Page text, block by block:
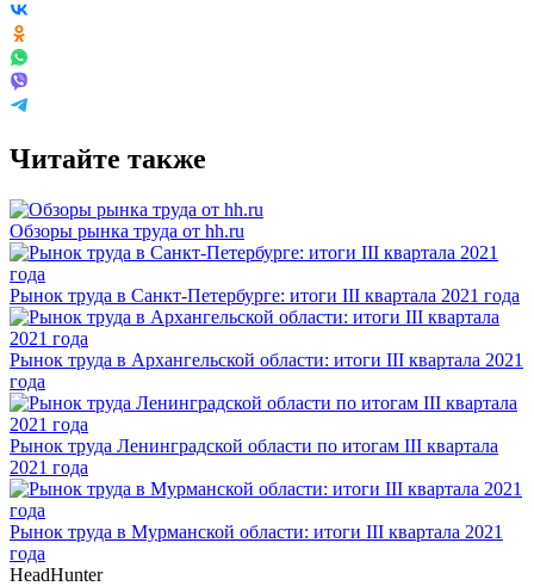
Читайте также
Обзоры рынка труда от hh.ru
Рынок труда в Санкт-Петербурге: итоги III квартала 2021 года
Рынок труда в Архангельской области: итоги III квартала 2021
года
Рынок труда Ленинградской области по итогам III квартала
2021 года
Рынок труда в Мурманской области: итоги III квартала 2021
года
HeadHunter